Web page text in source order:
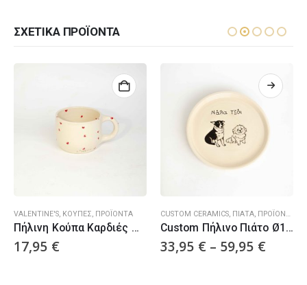
ΣΧΕΤΙΚΆ ΠΡΟΪΌΝΤΑ
VALENTINE'S, ΚΟΎΠΕΣ, ΠΡΟΪΌΝΤΑ
Πήλινη Κούπα Καρδιές Με Χερούλι
17,95 €
CUSTOM CERAMICS, ΠΙΆΤΑ, ΠΡΟΪΌΝΤΑ
Custom Πήλινo Πιάτο Ø17cm
33,95 € – 59,95 €